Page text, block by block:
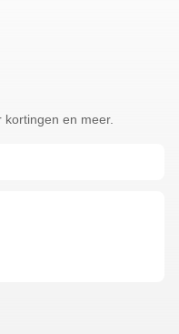
en meer.